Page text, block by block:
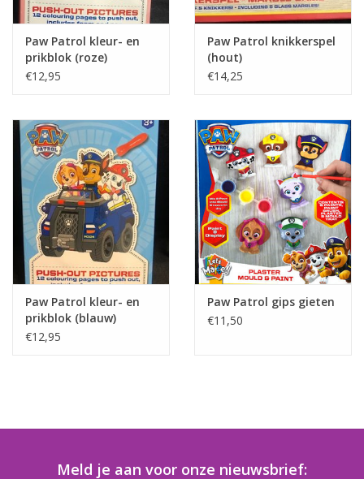
Paw Patrol kleur- en
prikblok (roze)
€12,95
Paw Patrol knikkerspel
(hout)
€14,25
Paw Patrol kleur- en
prikblok (blauw)
€12,95
Paw Patrol gips gieten
€11,50
Meld je aan voor onze nieuwsbrief: